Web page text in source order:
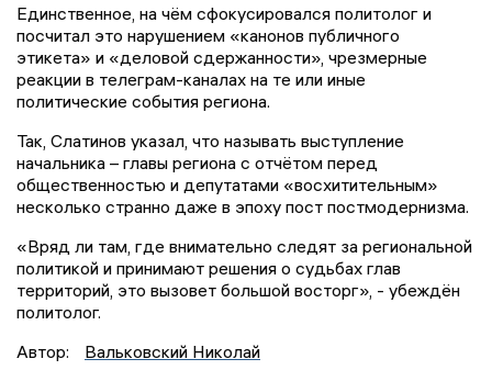
Единственное, на чём сфокусировался политолог и
посчитал это нарушением «канонов публичного
этикета» и «деловой сдержанности», чрезмерные
реакции в телеграм-каналах на те или иные
политические события региона.
Так, Слатинов указал, что называть выступление
начальника – главы региона с отчётом перед
общественностью и депутатами «восхитительным»
несколько странно даже в эпоху пост постмодернизма.
«Вряд ли там, где внимательно следят за региональной
политикой и принимают решения о судьбах глав
территорий, это вызовет большой восторг», - убеждён
политолог.
Автор:
Вальковский Николай